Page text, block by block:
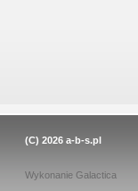
(C) 2026 a-b-s.pl
Wykonanie Galactica